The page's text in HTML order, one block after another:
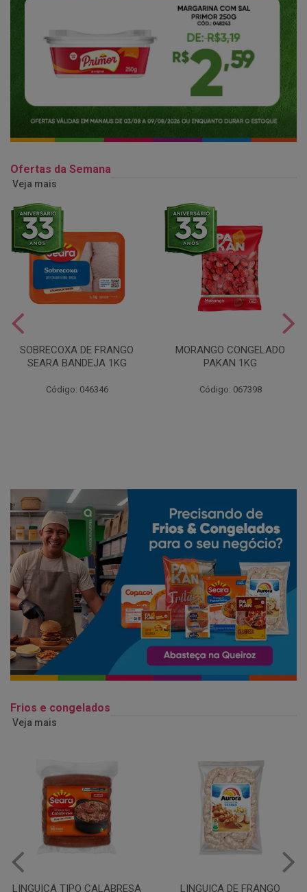
Ofertas da Semana
Veja mais
SOBRECOXA DE FRANGO
SEARA BANDEJA 1KG
Código: 046346
MORANGO CONGELADO
PAKAN 1KG
Código: 067398
Frios e congelados
Veja mais
LINGUIÇA DE FRANGO QUEIJO MUSSARELA